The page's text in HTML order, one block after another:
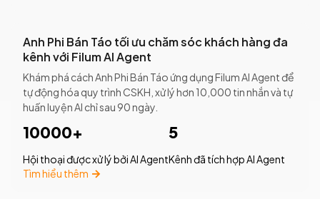
Anh Phi Bán Táo tối ưu chăm sóc khách hàng đa
kênh với Filum AI Agent
Khám phá cách Anh Phi Bán Táo ứng dụng Filum AI Agent để
tự động hóa quy trình CSKH, xử lý hơn 10,000 tin nhắn và tự
huấn luyện AI chỉ sau 90 ngày.
10000+
Hội thoại được xử lý bởi AI Agent
5
Kênh đã tích hợp AI Agent
Tìm hiểu thêm